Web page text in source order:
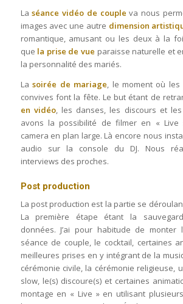
Laséance vidéo de couple va nous
images avec une autre dimension
romantique, amusant ou les deux à la
que la prise de vue paraisse naturelle et
la personnalité des mariés.
Lasoirée de mariage , le moment où
convives font la fête. Le but étant de
en vidéo, les danses, les discours et les
avons la possibilité de filmer en « Live
camera en plan large. Là encore nous
audio sur la console du DJ. Nous
interviews des proches.
Post production
La post production est la partie se
La première étape étant la
données. J’ai pour habitude de monter
séance de couple, le cocktail, certaines
meilleures prises en y intégrant de la
cérémonie civile, la cérémonie religieuse,
slow, le(s) discoure(s) et certaines
montage en « Live » en utilisant